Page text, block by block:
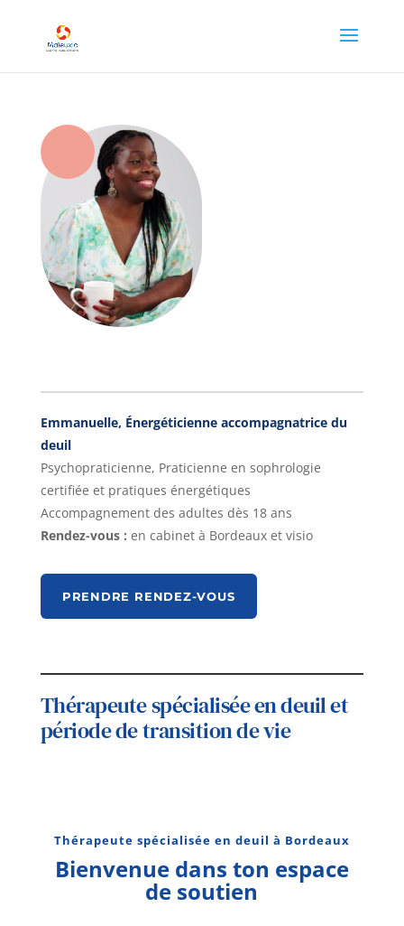
Emmanuelle, Énergéticienne accompagnatrice du
deuil
Psychopraticienne, Praticienne en sophrologie
certifiée et pratiques énergétiques
Accompagnement des adultes dès 18 ans
Rendez-vous : en cabinet à Bordeaux et visio
PRENDRE RENDEZ-VOUS
Thérapeute spécialisée en deuil et
période de transition de vie
Thérapeute spécialisée en deuil à Bordeaux
Bienvenue dans ton espace
de soutien